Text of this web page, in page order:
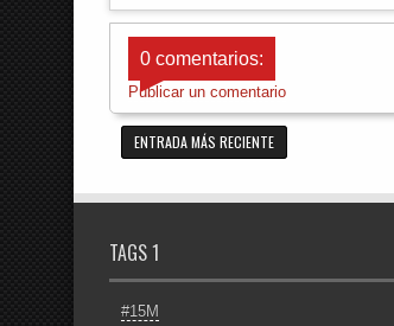
0 comentarios:
Publicar un comentario
ENTRADA MÁS RECIENTE
TAGS 1
#15M